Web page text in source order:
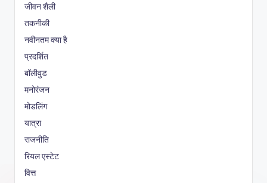
जीवन शैली
तकनीकी
नवीनतम क्या है
प्रदर्शित
बॉलीवुड
मनोरंजन
मोडलिंग
यात्रा
राजनीति
रियल एस्टेट
वित्त